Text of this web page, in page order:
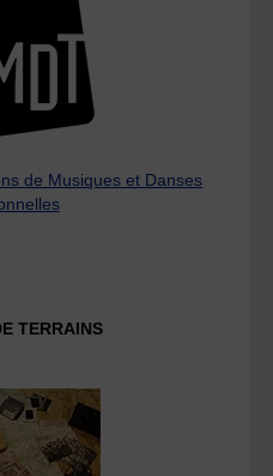
de Musiques et Danses
TERRAINS